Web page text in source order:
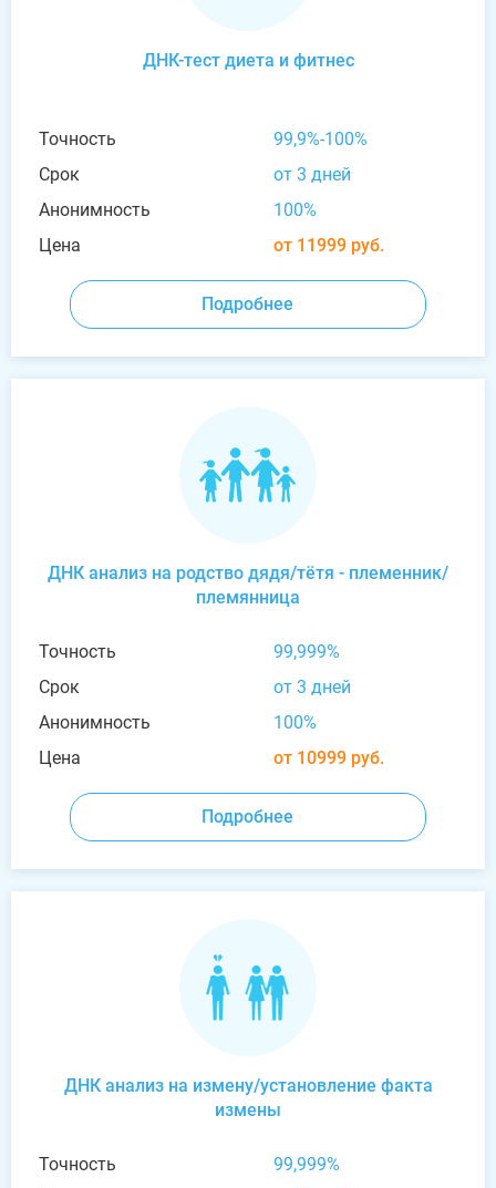
ДНК-тест диета и фитнес
Точность
99,9%-100%
Срок
от 3 дней
Анонимность
100%
Цена
от 11999 руб.
Подробнее
ДНК анализ на родство дядя/тётя - племенник/
племянница
Точность
99,999%
Срок
от 3 дней
Анонимность
100%
Цена
от 10999 руб.
Подробнее
ДНК анализ на измену/установление факта
измены
Точность
99,999%